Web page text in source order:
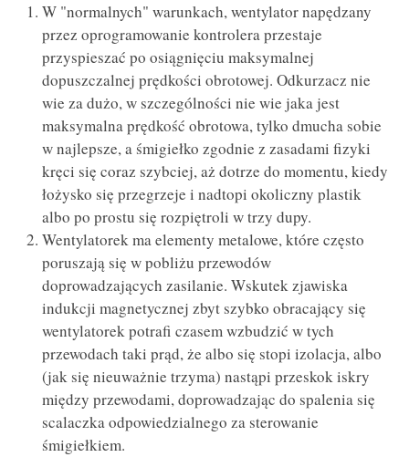
W "normalnych" warunkach, wentylator napędzany
przez oprogramowanie kontrolera przestaje
przyspieszać po osiągnięciu maksymalnej
dopuszczalnej prędkości obrotowej. Odkurzacz nie
wie za dużo, w szczególności nie wie jaka jest
maksymalna prędkość obrotowa, tylko dmucha sobie
w najlepsze, a śmigiełko zgodnie z zasadami fizyki
kręci się coraz szybciej, aż dotrze do momentu, kiedy
łożysko się przegrzeje i nadtopi okoliczny plastik
albo po prostu się rozpiętroli w trzy dupy.
Wentylatorek ma elementy metalowe, które często
poruszają się w pobliżu przewodów
doprowadzających zasilanie. Wskutek zjawiska
indukcji magnetycznej zbyt szybko obracający się
wentylatorek potrafi czasem wzbudzić w tych
przewodach taki prąd, że albo się stopi izolacja, albo
(jak się nieuważnie trzyma) nastąpi przeskok iskry
między przewodami, doprowadzając do spalenia się
scalaczka odpowiedzialnego za sterowanie
śmigiełkiem.